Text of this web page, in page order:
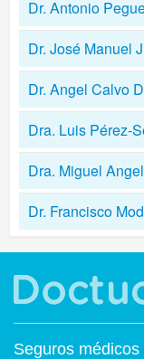
Dr. Antonio
Dr. José Manuel
Dr. Angel Calvo
Dra. Luis Pérez-
Dra. Miguel
Dr. Francisco
Seguros médicos